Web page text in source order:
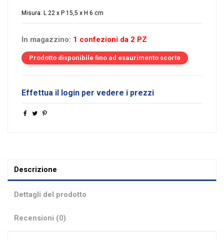
Misura: L 22 x P 15,5 x H 6 cm
In magazzino: 1 confezioni da 2 PZ
Prodotto disponibile fino ad esaurimento scorte
Effettua il login per vedere i prezzi
Descrizione
Dettagli del prodotto
Recensioni (0)